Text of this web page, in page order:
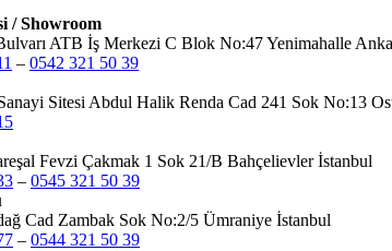
/ Showroom
ATB İş Merkezi C Blok No:47 Yenimahalle
– 0542 321 50 39
Sitesi Abdul Halik Renda Cad 241 Sok No:13
Fevzi Çakmak 1 Sok 21/B Bahçelievler İstanbul
– 0545 321 50 39
Cad Zambak Sok No:2/5 Ümraniye İstanbul
– 0544 321 50 39